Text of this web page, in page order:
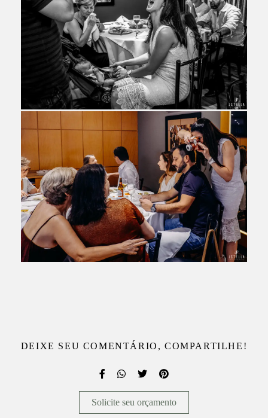
DEIXE SEU COMENTÁRIO, COMPARTILHE!
Solicite seu orçamento